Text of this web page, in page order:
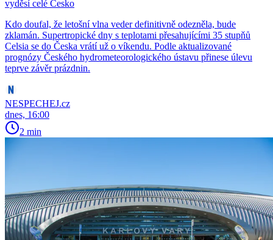
vyděsí celé Česko
Kdo doufal, že letošní vlna veder definitivně odezněla, bude
zklamán. Supertropické dny s teplotami přesahujícími 35 stupňů
Celsia se do Česka vrátí už o víkendu. Podle aktualizované
prognózy Českého hydrometeorologického ústavu přinese úlevu
teprve závěr prázdnin.
NESPECHEJ.cz
dnes, 16:00
2 min